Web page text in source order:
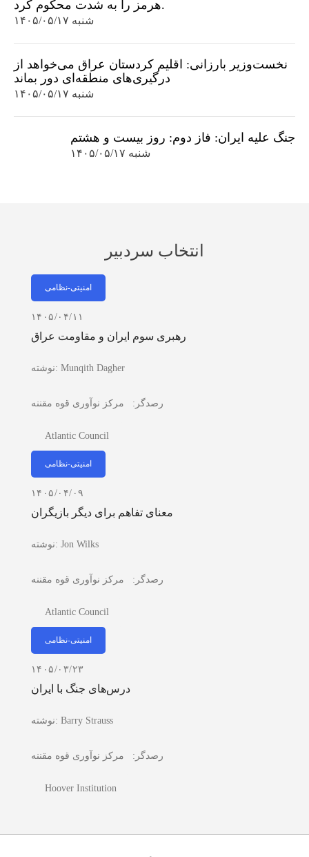
هرمز را به شدت محکوم کرد.
شنبه ۱۴۰۵/۰۵/۱۷
نخست‌وزیر بارزانی: اقلیم کردستان عراق می‌خواهد از
درگیری‌های منطقه‌ای دور بماند
شنبه ۱۴۰۵/۰۵/۱۷
جنگ علیه ایران: فاز دوم: روز بیست و هشتم
شنبه ۱۴۰۵/۰۵/۱۷
انتخاب سردبیر
امنیتی-نظامی
۱۴۰۵/۰۴/۱۱
رهبری سوم ایران و مقاومت عراق
نوشته: Munqith Dagher
رصدگر: مرکز نوآوری قوه مقننه
Atlantic Council
امنیتی-نظامی
۱۴۰۵/۰۴/۰۹
معنای تفاهم برای دیگر بازیگران
نوشته: Jon Wilks
رصدگر: مرکز نوآوری قوه مقننه
Atlantic Council
امنیتی-نظامی
۱۴۰۵/۰۳/۲۳
درس‌های جنگ با ایران
نوشته: Barry Strauss
رصدگر: مرکز نوآوری قوه مقننه
Hoover Institution